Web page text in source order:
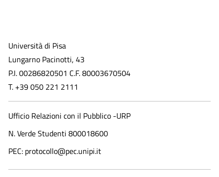
Università di Pisa
Lungarno Pacinotti, 43
P.I. 00286820501 C.F. 80003670504
T. +39 050 221 2111
Ufficio Relazioni con il Pubblico -URP
N. Verde Studenti 800018600​
PEC: protocollo@pec.unipi.it